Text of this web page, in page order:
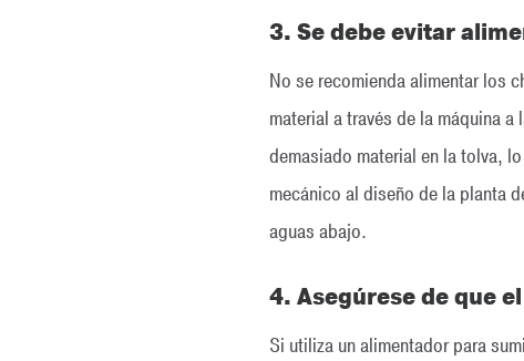
3. Se debe evitar
No se recomienda alimentar los
material a través de la máquina
demasiado material en la tolva,
mecánico al diseño de la planta
aguas abajo.
4. Asegúrese de que
Si utiliza un alimentador para